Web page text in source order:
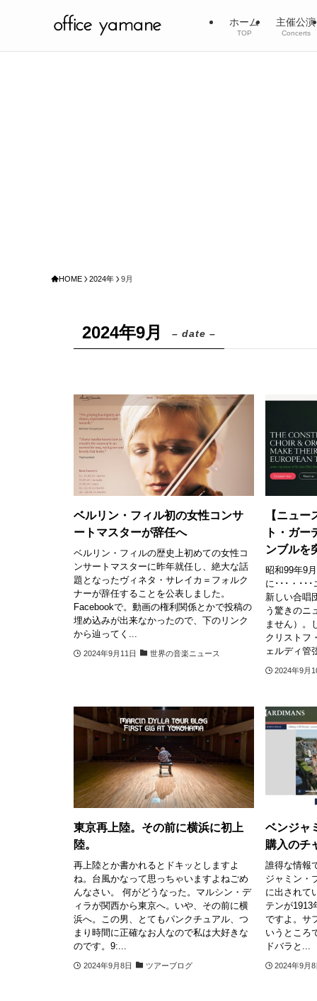
ホーム
TOP
主催公演
Concerts
HOME 2024年 9月
2024年9月 – date –
ベルリン・フィル初の女性コンサ
ートマスターが辞任へ
ベルリン・フィルの歴史上初めての女性コ
ンサートマスターに昨年就任し、絶大な話
題となったヴィネタ・サレイカ＝フォルク
ナーが辞任することを公表しました。
Facebookで。動画の権利関係とかで投稿の
埋め込みが出来なかったので、下のリンク
から辿ってく...
2024年9月11日 世界の音楽ニュース
【ニュ
ト・ガー
ンブルを
昭和99年9
に･･･・･･
新しい合唱
う驚きのニ
ません）。
クリストフ
ェルディ管
2024年9月
東京再上陸。その前に横浜に初上
陸。
再上陸とか書かれるとドキッとしますよ
ね。台風かなって思っちゃいますよねごめ
んなさい。 何がどうなった。マルシン・デ
ィラが関西から東京へ。いや、その前に横
浜へ。この男、とてもパンクチュアル、つ
まり時間に正確なお人なので私は大好きな
のです。9:...
2024年9月8日 ツアーブログ
ベンジャ
購入のチ
誰得な情報
ジャミン・
に出されて
テンが1913
ですよ。サ
いうところ
ドバラと...
2024年9月